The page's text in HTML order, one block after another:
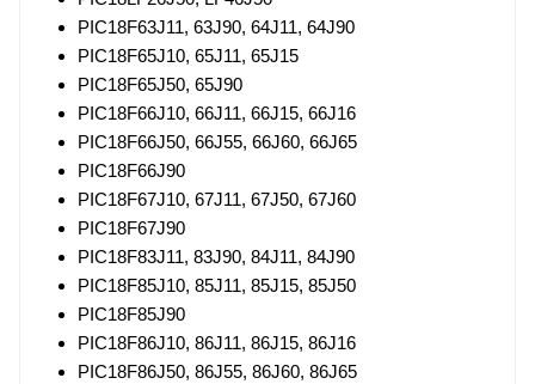
PIC18F63J11, 63J90, 64J11, 64J90
PIC18F65J10, 65J11, 65J15
PIC18F65J50, 65J90
PIC18F66J10, 66J11, 66J15, 66J16
PIC18F66J50, 66J55, 66J60, 66J65
PIC18F66J90
PIC18F67J10, 67J11, 67J50, 67J60
PIC18F67J90
PIC18F83J11, 83J90, 84J11, 84J90
PIC18F85J10, 85J11, 85J15, 85J50
PIC18F85J90
PIC18F86J10, 86J11, 86J15, 86J16
PIC18F86J50, 86J55, 86J60, 86J65